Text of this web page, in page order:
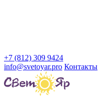
+7 (812) 309 9424
info@svetoyar.pro Контакты